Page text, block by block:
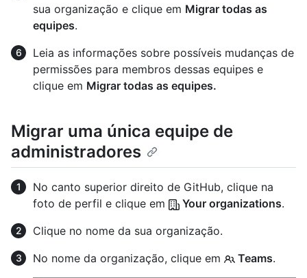
sua organização e clique em Migrar todas as
equipes.
Leia as informações sobre possíveis mudanças de
permissões para membros dessas equipes e
clique em Migrar todas as equipes.
Migrar uma única equipe de
administradores
No canto superior direito de GitHub, clique na
foto de perfil e clique em
Your organizations.
Clique no nome da sua organização.
No nome da organização, clique em
Teams.